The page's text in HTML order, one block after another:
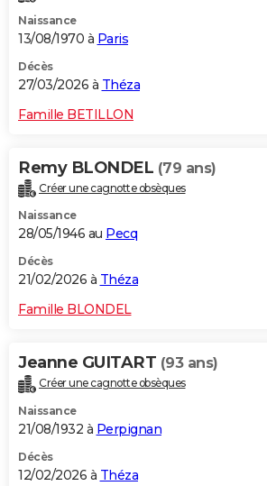
Naissance
13/08/1970 à Paris
Décès
27/03/2026 à Théza
Famille BETILLON
Remy BLONDEL (79 ans)
Créer une cagnotte obsèques
Naissance
28/05/1946 au Pecq
Décès
21/02/2026 à Théza
Famille BLONDEL
Jeanne GUITART (93 ans)
Créer une cagnotte obsèques
Naissance
21/08/1932 à Perpignan
Décès
12/02/2026 à Théza